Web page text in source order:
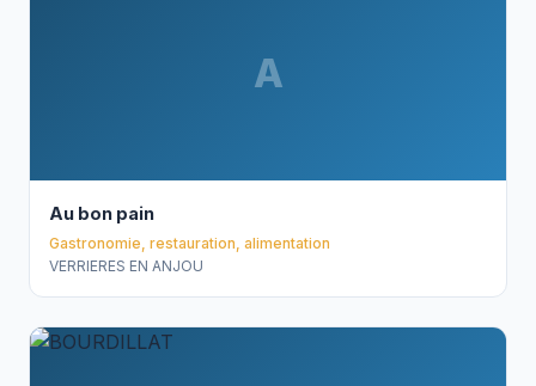
A
Au bon pain
Gastronomie, restauration, alimentation
VERRIERES EN ANJOU